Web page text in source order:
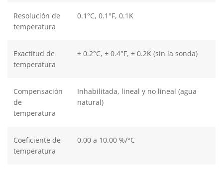
Resolución de
temperatura
0.1°C, 0.1°F, 0.1K
Exactitud de
temperatura
± 0.2°C, ± 0.4°F, ± 0.2K (sin la sonda)
Compensación
de
temperatura
Inhabilitada, lineal y no lineal (agua
natural)
Coeficiente de
temperatura
0.00 a 10.00 %/°C